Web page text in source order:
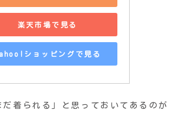
楽天市場で見る
ショッピングで見る
だ着られる」と思っておいてあるのが